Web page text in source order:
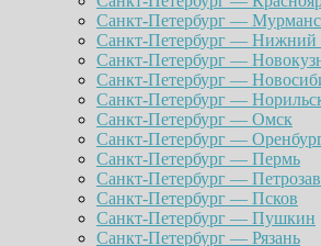
Санкт-Петербург —
Санкт-Петербург — Нижний
Санкт-Петербург —
Санкт-Петербург —
Санкт-Петербург —
Санкт-Петербург — Омск
Санкт-Петербург —
Санкт-Петербург — Пермь
Санкт-Петербург —
Санкт-Петербург — Псков
Санкт-Петербург — Пушкин
Санкт-Петербург — Рязань